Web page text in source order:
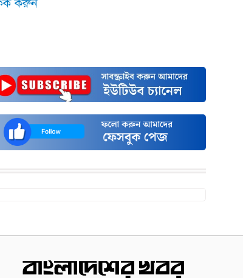
করুন